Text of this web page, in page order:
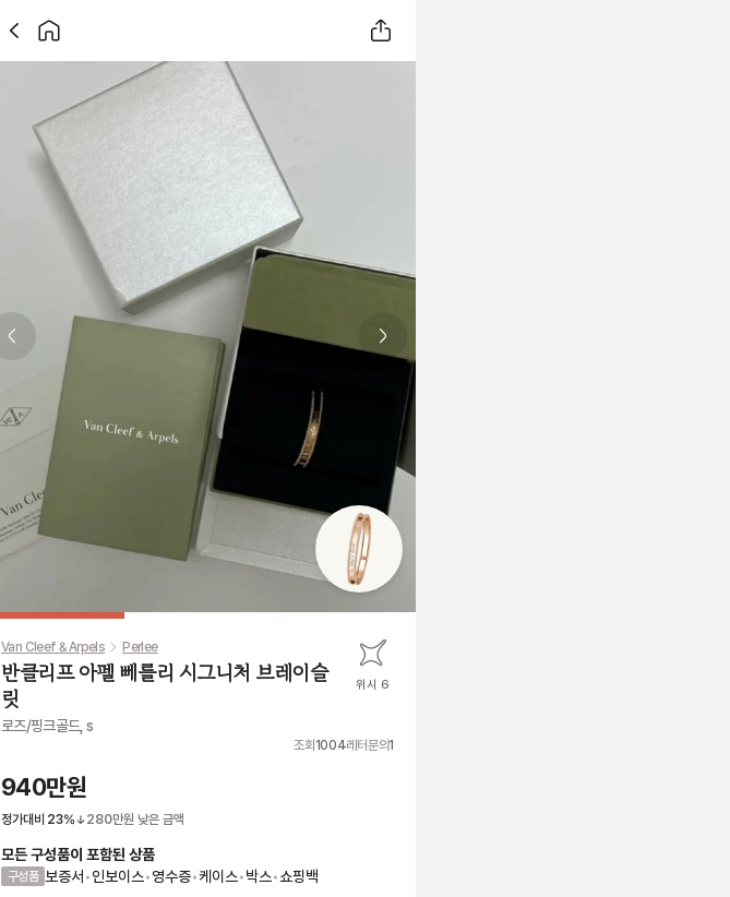
Previous slide Next slide
Van Cleef & Arpels Perlee
반클리프 아펠 뻬를리 시그니처 브레이슬
릿
위시 6
로즈/핑크골드, s
조회1004레터문의1
940만원
정가대비 23% 280만원 낮은 금액
모든 구성품이 포함된 상품
구성품 보증서 •인보이스•영수증•케이스•박스•쇼핑백